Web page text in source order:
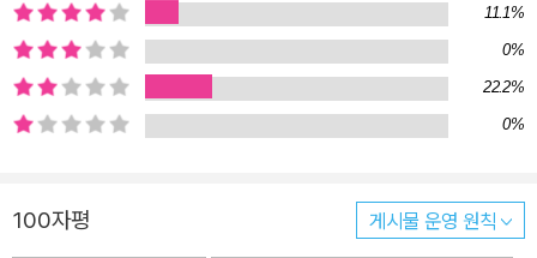
저절로 판타지 소설, 공상 과학 소설 혹은 기후 소설(cli-fi) 같은 장르
소설의 몫으로 넘어간다. 이처럼 1부는 진지한 문학이 기후변화를 제
대로 다루지 못하는 현상을 조명한다. 그런데 일반 독자에게 호소하
기에는 내용이 다소 문학 이론적이다. 하지만 2부와 3부에서 논의를
한다. 2부에서 저자는 탄소 경제의 세계사는 더러 직관에 반할뿐더러
11.1%
0%
22.2%
0%
100자평 게시물 운영 원칙